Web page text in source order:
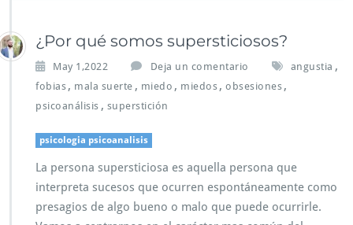
¿Por qué somos supersticiosos?
May 1,2022 Deja un comentario angustia ,
fobias , mala suerte , miedo , miedos , obsesiones ,
psicoanálisis , superstición
psicologia psicoanalisis
La persona supersticiosa es aquella persona que
interpreta sucesos que ocurren espontáneamente como
presagios de algo bueno o malo que puede ocurrirle.